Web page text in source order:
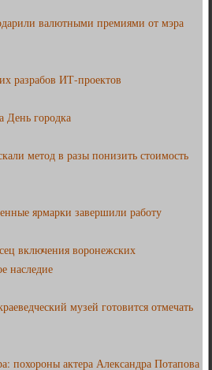
валютными премиями от мэра
разрабов ИТ-проектов
День городка
метод в разы понизить стоимость
ярмарки завершили работу
включения воронежских
наследие
музей готовится отмечать
похороны актера Александра Потапова